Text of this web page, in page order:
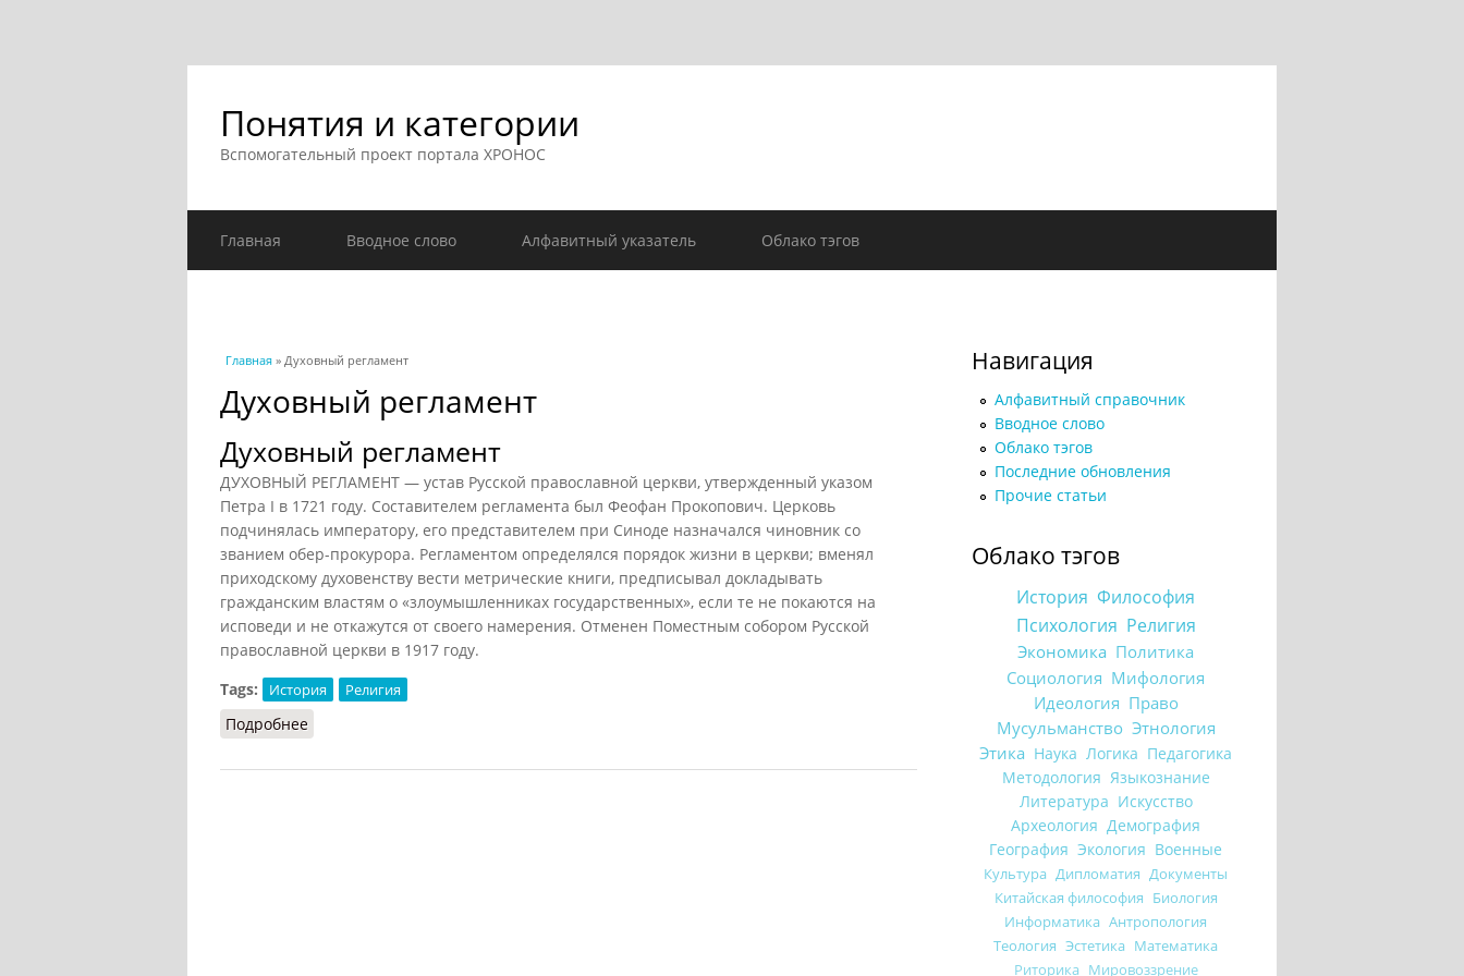
Понятия и категории
Вспомогательный проект портала ХРОНОС
Главная Вводное слово Алфавитный указатель Облако тэгов
Вы здесь
Главная » Духовный регламент
Духовный регламент
Духовный регламент
ДУХОВНЫЙ РЕГЛАМЕНТ — устав Русской православной церкви, утвержденный указом
Петра I в 1721 году. Составителем регламента был Феофан Прокопович. Церковь
подчинялась императору, его представителем при Синоде назначался чиновник со
званием обер-прокурора. Регламентом определялся порядок жизни в церкви; вменял
приходскому духовенству вести метрические книги, предписывал докладывать
гражданским властям о «злоумышленниках государственных», если те не покаются на
исповеди и не откажутся от своего намерения. Отменен Поместным собором Русской
православной церкви в 1917 году.
Tags:
История Религия
Подробнее
Навигация
Алфавитный справочник
Вводное слово
Облако тэгов
Последние обновления
Прочие статьи
Облако тэгов
История Философия
Психология Религия
Экономика Политика
Социология Мифология
Идеология Право
Мусульманство Этнология
Этика Наука Логика Педагогика
Методология Языкознание
Литература Искусство
Археология Демография
География Экология Военные
Культура Дипломатия Документы
Китайская философия Биология
Информатика Антропология
Теология Эстетика Математика
Риторика Мировоззрение